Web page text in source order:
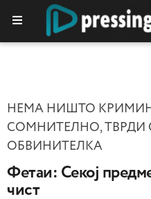
НЕМА НИШТО
СОМНИТЕЛНО, ТВРДИ
ОБВИНИТЕЛКА
Фетаи: Секој
чист